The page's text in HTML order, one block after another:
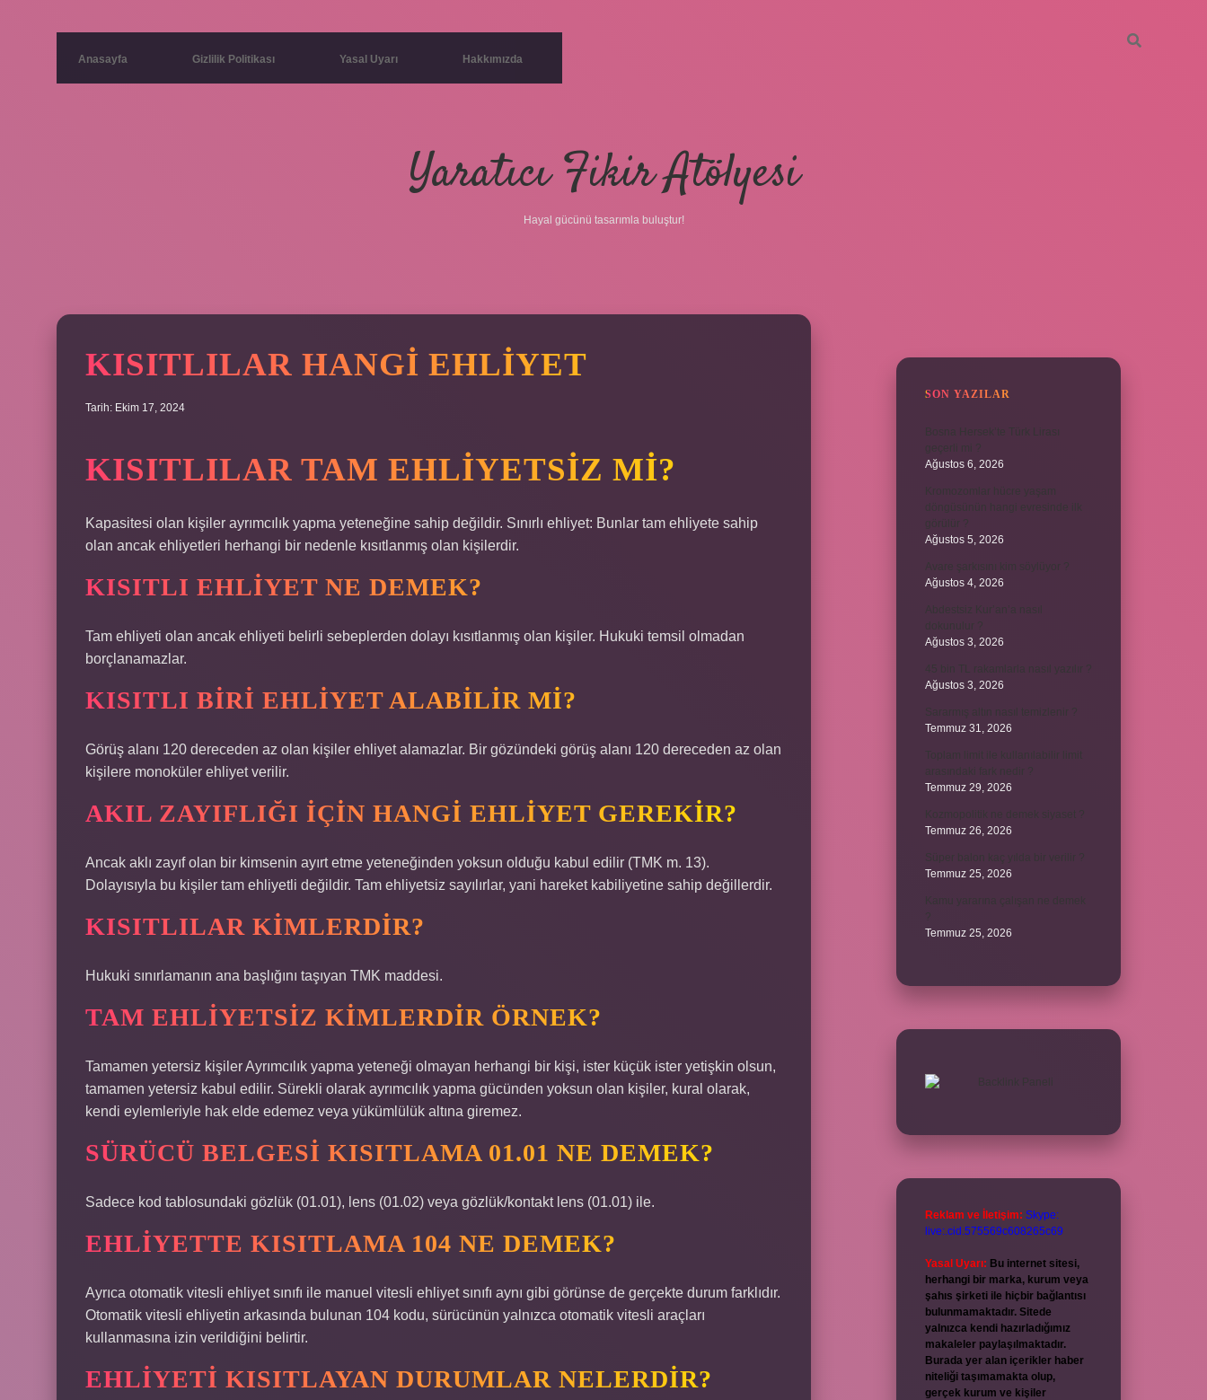
Anasayfa Gizlilik Politikası Yasal Uyarı Hakkımızda
Yaratıcı Fikir Atölyesi
Hayal gücünü tasarımla buluştur!
KISITLILAR HANGI EHLIYET
Tarih: Ekim 17, 2024
KISITLILAR TAM EHLIYETSIZ MI?
Kapasitesi olan kişiler ayrımcılık yapma yeteneğine sahip değildir. Sınırlı ehliyet: Bunlar tam ehliyete sahip
olan ancak ehliyetleri herhangi bir nedenle kısıtlanmış olan kişilerdir.
KISITLI EHLIYET NE DEMEK?
Tam ehliyeti olan ancak ehliyeti belirli sebeplerden dolayı kısıtlanmış olan kişiler. Hukuki temsil olmadan
borçlanamazlar.
KISITLI BIRI EHLIYET ALABILIR MI?
Görüş alanı 120 dereceden az olan kişiler ehliyet alamazlar. Bir gözündeki görüş alanı 120 dereceden az olan
kişilere monoküler ehliyet verilir.
AKIL ZAYIFLIĞI IÇIN HANGI EHLIYET GEREKIR?
Ancak aklı zayıf olan bir kimsenin ayırt etme yeteneğinden yoksun olduğu kabul edilir (TMK m. 13).
Dolayısıyla bu kişiler tam ehliyetli değildir. Tam ehliyetsiz sayılırlar, yani hareket kabiliyetine sahip değillerdir.
KISITLILAR KIMLERDIR?
Hukuki sınırlamanın ana başlığını taşıyan TMK maddesi.
TAM EHLIYETSIZ KIMLERDIR ÖRNEK?
Tamamen yetersiz kişiler Ayrımcılık yapma yeteneği olmayan herhangi bir kişi, ister küçük ister yetişkin olsun,
tamamen yetersiz kabul edilir. Sürekli olarak ayrımcılık yapma gücünden yoksun olan kişiler, kural olarak,
kendi eylemleriyle hak elde edemez veya yükümlülük altına giremez.
SÜRÜCÜ BELGESI KISITLAMA 01.01 NE DEMEK?
Sadece kod tablosundaki gözlük (01.01), lens (01.02) veya gözlük/kontakt lens (01.01) ile.
EHLIYETTE KISITLAMA 104 NE DEMEK?
Ayrıca otomatik vitesli ehliyet sınıfı ile manuel vitesli ehliyet sınıfı aynı gibi görünse de gerçekte durum farklıdır.
Otomatik vitesli ehliyetin arkasında bulunan 104 kodu, sürücünün yalnızca otomatik vitesli araçları
kullanmasına izin verildiğini belirtir.
EHLIYETI KISITLAYAN DURUMLAR NELERDIR?
SON YAZILAR
Bosna Hersek’te Türk Lirası
Ağustos 6, 2026
Ağustos 5, 2026
Ağustos 4, 2026
Abdestsiz Kur’an’a nasıl
Ağustos 3, 2026
Ağustos 3, 2026
Temmuz 31, 2026
Temmuz 29, 2026
Temmuz 26, 2026
Temmuz 25, 2026
Temmuz 25, 2026
Reklam ve İletişim: Skype:
live:.cid.575569c608265c69
Yasal Uyarı: Bu internet sitesi,
herhangi bir marka, kurum veya
şahıs şirketi ile hiçbir bağlantısı
bulunmamaktadır. Sitede
yalnızca kendi hazırladığımız
makaleler paylaşılmaktadır.
Burada yer alan içerikler haber
niteliği taşımamakta olup,
gerçek kurum ve kişiler